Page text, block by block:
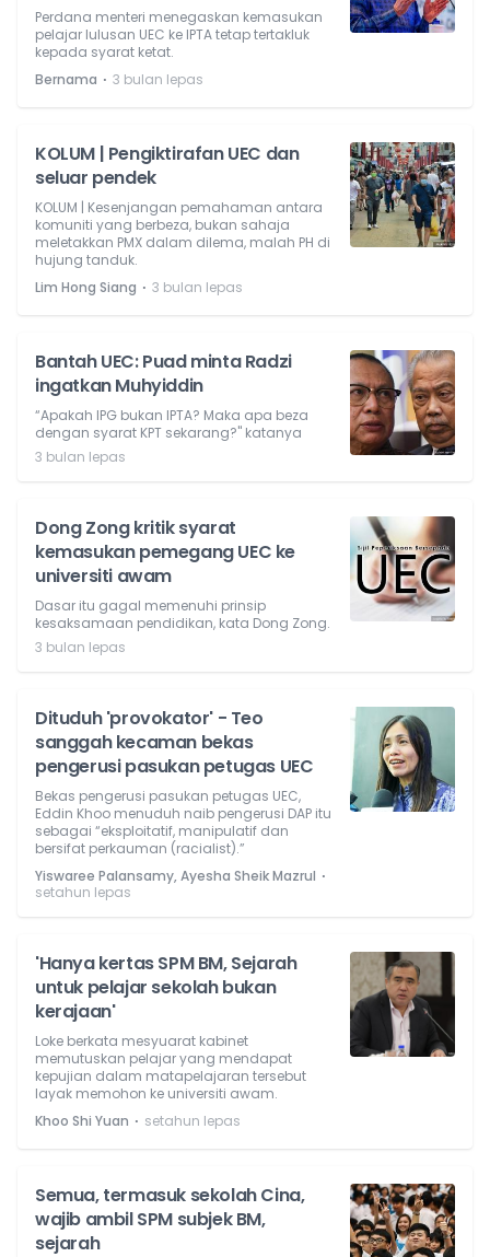
Perdana menteri menegaskan kemasukan
pelajar lulusan UEC ke IPTA tetap tertakluk
kepada syarat ketat.
Bernama ⋅ 3 bulan lepas
KOLUM | Pengiktirafan UEC dan
seluar pendek
KOLUM | Kesenjangan pemahaman antara
komuniti yang berbeza, bukan sahaja
meletakkan PMX dalam dilema, malah PH di
hujung tanduk.
Lim Hong Siang ⋅ 3 bulan lepas
Bantah UEC: Puad minta Radzi
ingatkan Muhyiddin
“Apakah IPG bukan IPTA? Maka apa beza
dengan syarat KPT sekarang?" katanya
3 bulan lepas
Dong Zong kritik syarat
kemasukan pemegang UEC ke
universiti awam
Dasar itu gagal memenuhi prinsip
kesaksamaan pendidikan, kata Dong Zong.
3 bulan lepas
Dituduh 'provokator' - Teo
sanggah kecaman bekas
pengerusi pasukan petugas UEC
Bekas pengerusi pasukan petugas UEC,
Eddin Khoo menuduh naib pengerusi DAP itu
sebagai “eksploitatif, manipulatif dan
bersifat perkauman (racialist).”
Yiswaree Palansamy, Ayesha Sheik Mazrul ⋅
setahun lepas
'Hanya kertas SPM BM, Sejarah
untuk pelajar sekolah bukan
kerajaan'
Loke berkata mesyuarat kabinet
memutuskan pelajar yang mendapat
kepujian dalam matapelajaran tersebut
layak memohon ke universiti awam.
Khoo Shi Yuan ⋅ setahun lepas
Semua, termasuk sekolah Cina,
wajib ambil SPM subjek BM,
sejarah